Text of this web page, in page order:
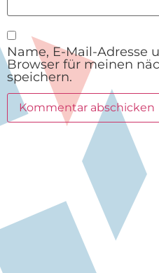
Name, E-Mail-Adresse
Browser für meinen
speichern.